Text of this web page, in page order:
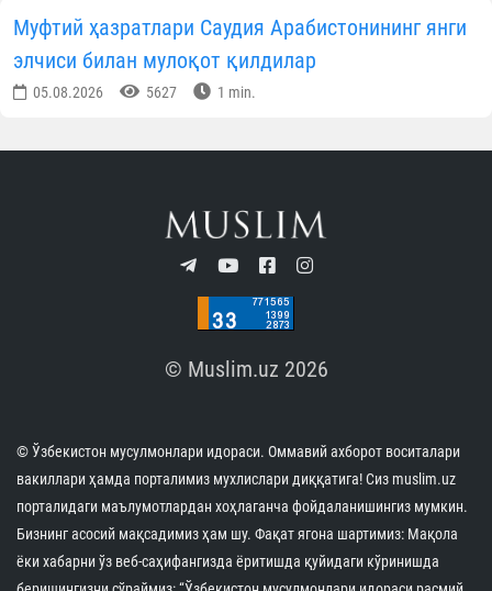
Муфтий ҳазратлари Саудия Арабистонининг янги
элчиси билан мулоқот қилдилар
05.08.2026 5627 1 min.
© Muslim.uz 2026
© Ўзбекистон мусулмонлари идораси. Оммавий ахборот воситалари
вакиллари ҳамда порталимиз мухлислари диққатига! Сиз muslim.uz
порталидаги маълумотлардан хоҳлаганча фойдаланишингиз мумкин.
Бизнинг асосий мақсадимиз ҳам шу. Фақат ягона шартимиз: Мақола
ёки хабарни ўз веб-саҳифангизда ёритишда қуйидаги кўринишда